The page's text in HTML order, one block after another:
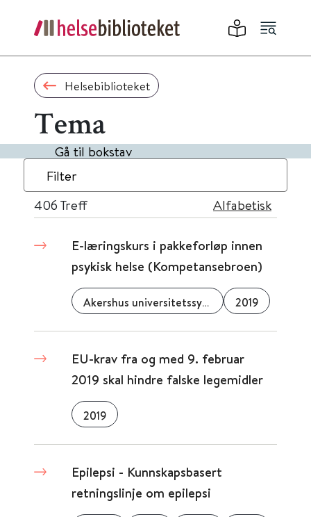
Helsebiblioteket
Tema
Gå til bokstav
Filter
406 Treff Alfabetisk
E-læringskurs i pakkeforløp innen
psykisk helse (Kompetansebroen)
Akershus universitetssykehus 2019
EU-krav fra og med 9. februar
2019 skal hindre falske legemidler
2019
Epilepsi - Kunnskapsbasert
retningslinje om epilepsi